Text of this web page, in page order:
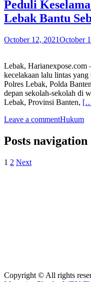
Peduli
Lebak Bantu
October 12, 2021October
Lebak, Harianexpose.com
kecelakaan lalu lintas yang
Polres Lebak, Polda
depan sekolah-sekolah di
Lebak, Provinsi Banten,
Leave a commentHukum
Posts navigation
1 2 Next
Copyright © All rights